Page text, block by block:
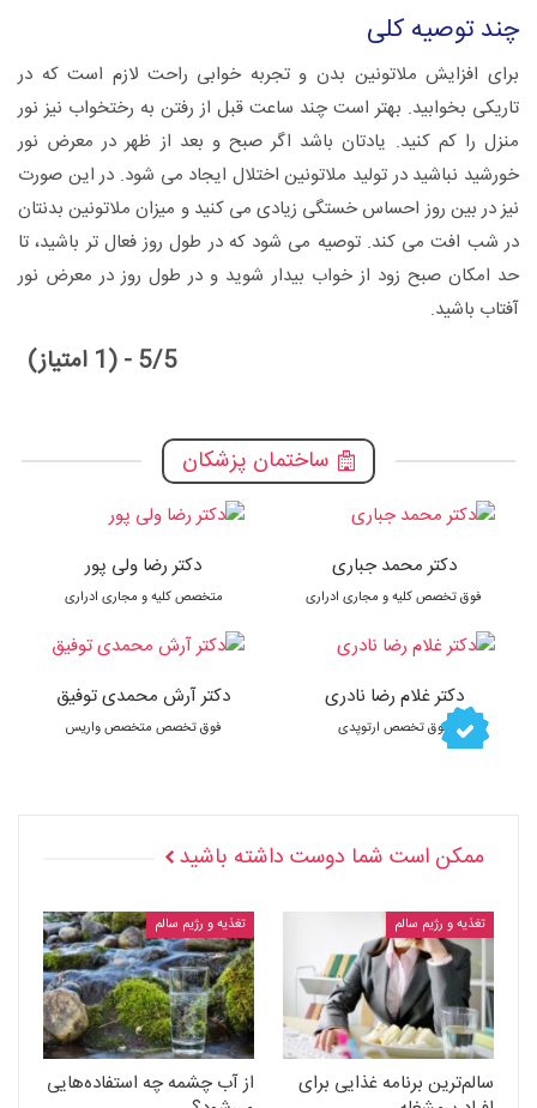
چند توصیه کلی
برای افزایش ملاتونین بدن و تجربه خوابی راحت لازم است که در
تاریکی بخوابید. بهتر است چند ساعت قبل از رفتن به رختخواب نیز نور
منزل را کم کنید. یادتان باشد اگر صبح و بعد از ظهر در معرض نور
خورشید نباشید در تولید ملاتونین اختلال ایجاد می شود. در این صورت
نیز در بین روز احساس خستگی زیادی می کنید و میزان ملاتونین بدنتان
در شب افت می کند. توصیه می شود که در طول روز فعال تر باشید، تا
حد امکان صبح زود از خواب بیدار شوید و در طول روز در معرض نور
آفتاب باشید.
5/5 - (1 امتیاز)
ساختمان پزشکان
دکتر محمد جباری
فوق تخصص کلیه و مجاری ادراری
دکتر غلام رضا نادری
فوق تخصص ارتوپدی
دکتر رضا ولی پور
متخصص کلیه و مجاری ادراری
دکتر آرش محمدی توفیق
فوق تخصص متخصص واریس
ممکن است شما دوست داشته باشید
تغذیه و رژیم سالم
سالم‌ترین برنامه غذایی برای
تغذیه و رژیم سالم
از آب چشمه چه استفاده‌هایی